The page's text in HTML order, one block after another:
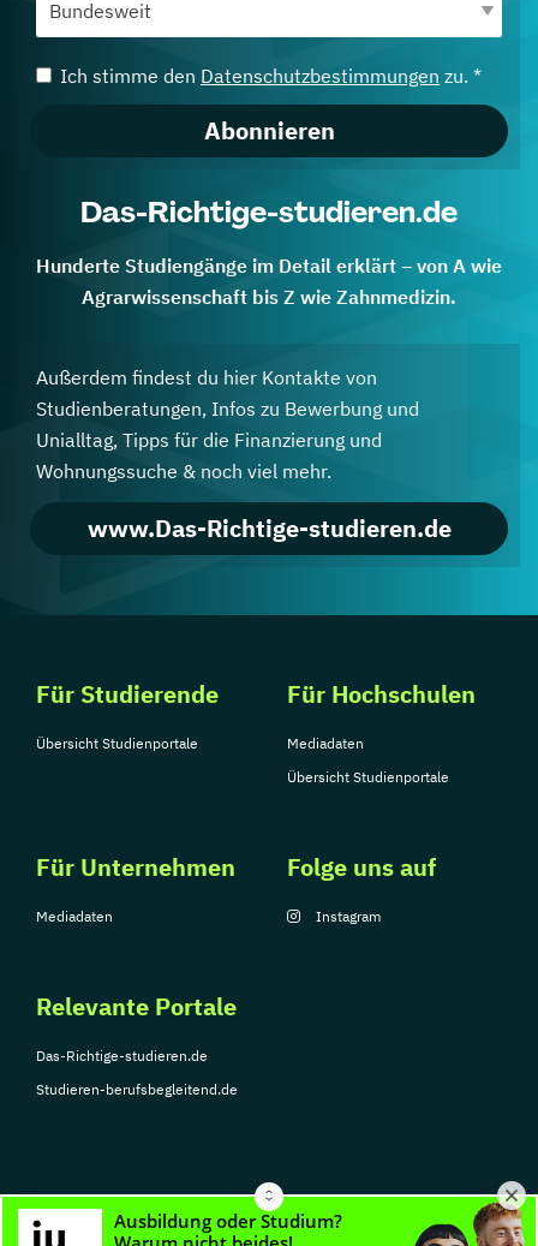
Ich stimme den Datenschutzbestimmungen zu. *
Abonnieren
Das-Richtige-studieren.de
Hunderte Studiengänge im Detail erklärt – von A wie
Agrarwissenschaft bis Z wie Zahnmedizin.
Außerdem findest du hier Kontakte von
Studienberatungen, Infos zu Bewerbung und
Unialltag, Tipps für die Finanzierung und
Wohnungssuche & noch viel mehr.
www.Das-Richtige-studieren.de
Für Studierende
Übersicht Studienportale
Für Hochschulen
Mediadaten
Übersicht Studienportale
Für Unternehmen
Mediadaten
Relevante Portale
Das-Richtige-studieren.de
Studieren-berufsbegleitend.de
Folge uns auf
Instagram